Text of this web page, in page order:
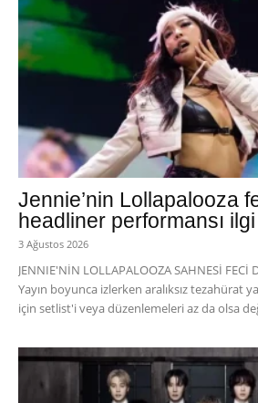
Jennie’nin Lollapalooza
headliner performansı
3 Ağustos 2026
JENNIE'NİN LOLLAPALOOZA SAHNESİ FECİ
Yayın boyunca izlerken aralıksız tezahürat
için setlist'i veya düzenlemeleri az da olsa